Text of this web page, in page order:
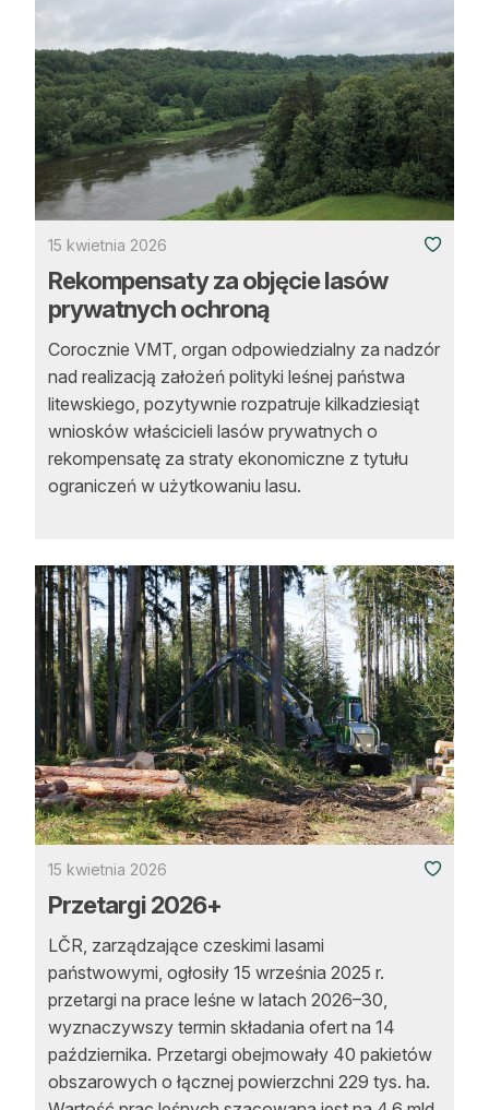
15 kwietnia 2026
Rekompensaty za objęcie lasów
prywatnych ochroną
Corocznie VMT, organ odpowiedzialny za nadzór
nad realizacją założeń polityki leśnej państwa
litewskiego, pozytywnie rozpatruje kilkadziesiąt
wniosków właścicieli lasów prywatnych o
rekompensatę za straty ekonomiczne z tytułu
ograniczeń w użytkowaniu lasu.
15 kwietnia 2026
Przetargi 2026+
LČR, zarządzające czeskimi lasami
państwowymi, ogłosiły 15 września 2025 r.
przetargi na prace leśne w latach 2026–30,
wyznaczywszy termin składania ofert na 14
października. Przetargi obejmowały 40 pakietów
obszarowych o łącznej powierzchni 229 tys. ha.